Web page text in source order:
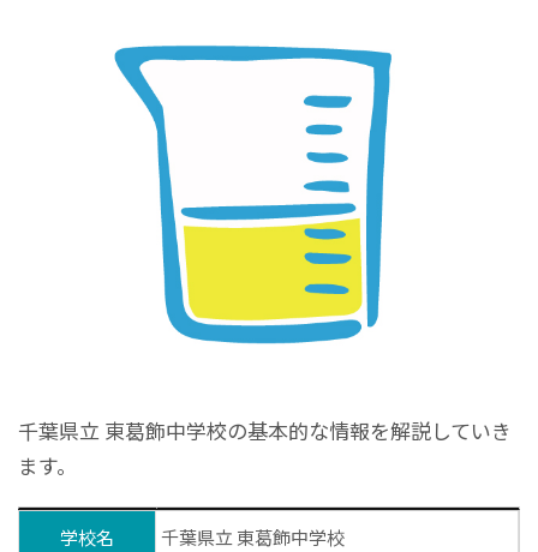
千葉県立 東葛飾中学校の基本的な情報を解説していき
ます。
学校名 千葉県立 東葛飾中学校